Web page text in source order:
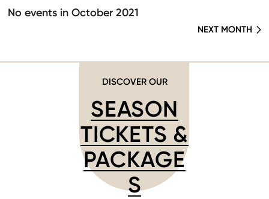
No events in October 2021
NEXT MONTH
DISCOVER OUR
SEASON
TICKETS &
PACKAGE
S